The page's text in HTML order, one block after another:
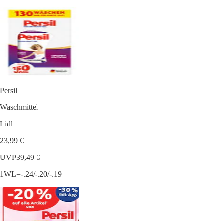
Persil
Waschmittel
Lidl
23,99 €
UVP39,49 €
1WL=-.24/-.20/-.19